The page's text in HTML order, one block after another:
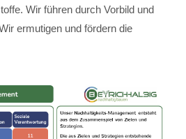
Wir führen durch Vorbild und
ermutigen und fördern die